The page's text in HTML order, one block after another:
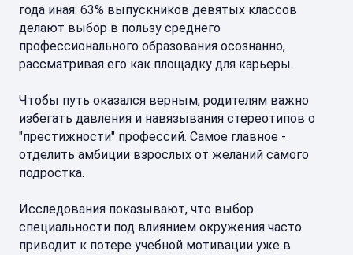
года иная: 63% выпускников девятых классов
делают выбор в пользу среднего
профессионального образования осознанно,
рассматривая его как площадку для карьеры.
Чтобы путь оказался верным, родителям важно
избегать давления и навязывания стереотипов о
"престижности" профессий. Самое главное -
отделить амбиции взрослых от желаний самого
подростка.
Исследования показывают, что выбор
специальности под влиянием окружения часто
приводит к потере учебной мотивации уже в